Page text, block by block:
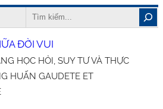
Search
ĐỜI VUI
HỌC HỎI, SUY TƯ VÀ THỰC
HUẤN GAUDETE ET